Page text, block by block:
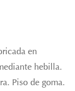
en
hebilla.
Piso de goma.